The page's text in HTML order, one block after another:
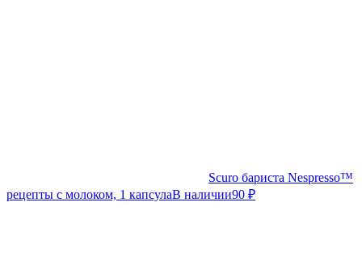
Scuro бариста Nespresso™
рецепты с молоком, 1 капсулаВ наличии90 ₽